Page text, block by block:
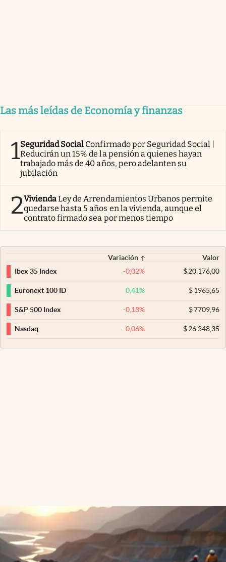
Las más leídas de Economía y finanzas
1Seguridad Social Confirmado por Seguridad Social |
Reducirán un 15% de la pensión a quienes hayan
trabajado más de 40 años, pero adelanten su
jubilación
2ViviendaLey de Arrendamientos Urbanos permite
quedarse hasta 5 años en la vivienda, aunque el
contrato firmado sea por menos tiempo
Variación
Valor
Ibex 35 Index
-0,02% $20.176,00
Euronext 100 ID 0,41% $1965,65
S&P 500 Index -0,18% $7709,96
Nasdaq -0,06% $26.348,35